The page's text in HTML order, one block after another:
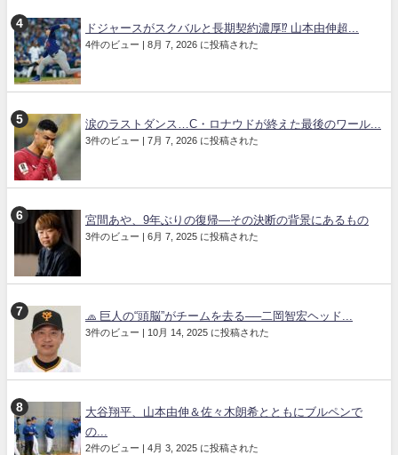
ドジャースがスクバルと長期契約濃厚⁉︎ 山本由伸超...
4件のビュー 8月 7, 2026 に投稿された
涙のラストダンス…C・ロナウドが終えた最後のワール...
3件のビュー 7月 7, 2026 に投稿された
宮間あや、9年ぶりの復帰—その決断の背景にあるもの
3件のビュー 6月 7, 2025 に投稿された
🧢 巨人の“頭脳”がチームを去る──二岡智宏ヘッド...
3件のビュー 10月 14, 2025 に投稿された
大谷翔平、山本由伸＆佐々木朗希とともにブルペンで
の...
2件のビュー 4月 3, 2025 に投稿された